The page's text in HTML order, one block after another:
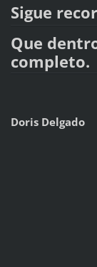
Sigue
Que
completo.
Doris Delgado